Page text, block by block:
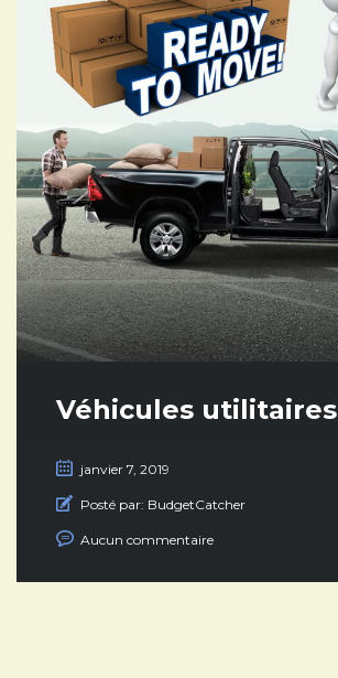
Véhicules utilitaires
janvier 7, 2019
Posté par: BudgetCatcher
Aucun commentaire